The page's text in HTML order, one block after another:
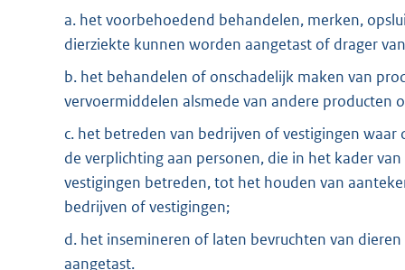
a. het voorbehoedend behandelen, merken,
dierziekte kunnen worden aangetast of drager
b. het behandelen of onschadelijk maken van
vervoermiddelen alsmede van andere producten
c. het betreden van bedrijven of vestigingen
de verplichting aan personen, die in het kader
vestigingen betreden, tot het houden van
bedrijven of vestigingen;
d. het insemineren of laten bevruchten van
aangetast.